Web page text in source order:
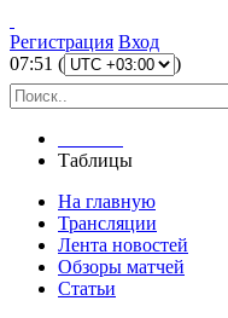
Регистрация Вход
07:51 ( )
Таблицы
На главную
Трансляции
Лента новостей
Обзоры матчей
Статьи